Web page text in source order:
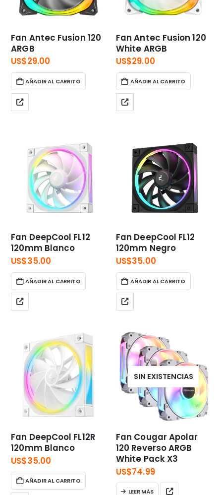
Fan Antec Fusion 120
ARGB
US$29.00
AÑADIR AL CARRITO
Fan Antec Fusion 120
White ARGB
US$29.00
AÑADIR AL CARRITO
Fan DeepCool FL12
120mm Blanco
US$35.00
AÑADIR AL CARRITO
Fan DeepCool FL12
120mm Negro
US$35.00
AÑADIR AL CARRITO
Fan DeepCool FL12R
120mm Blanco
US$35.00
AÑADIR AL CARRITO
SIN EXISTENCIAS
Fan Cougar Apolar
120 Reverso ARGB
White Pack X3
US$74.99
LEER MÁS